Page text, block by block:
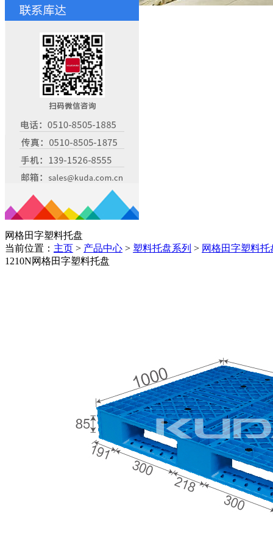
网格田字塑料托盘
当前位置： 主页 > 产品中心 > 塑料托盘系列 > 网格田字塑料托
1210N网格田字塑料托盘